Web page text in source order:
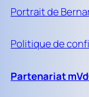
Portrait de
Politique de
Partenariat